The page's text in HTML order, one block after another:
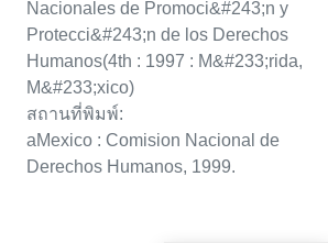
de la Quatrième Recontre
Internationale des Institutions
Nationales pour la Promotion et
la Protection des Droits de
l'Homme
Nacionales de Promoci&#243;n y
Protecci&#243;n de los Derechos
Humanos(4th : 1997 : M&#233;rida,
M&#233;xico)
สถานที่พิมพ์:
aMexico : Comision Nacional de
Derechos Humanos, 1999.